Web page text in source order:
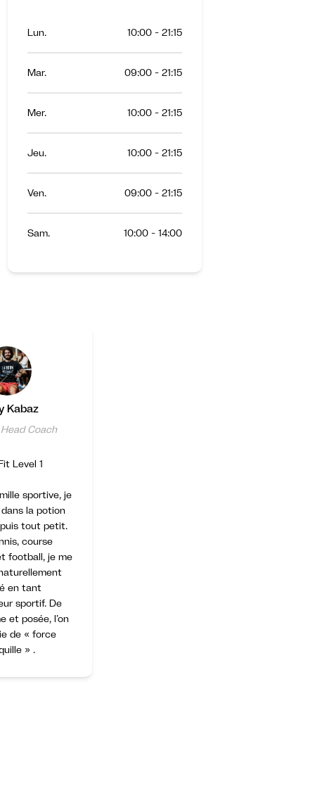
Lun. 10:00 - 21:15
Mar. 09:00 - 21:15
Mer. 10:00 - 21:15
Jeu. 10:00 - 21:15
Ven. 09:00 - 21:15
Sam. 10:00 - 14:00
Kabaz
Coach
Level 1
sportive, je
la potion
tout petit.
course
football, je me
en tant
sportif. De
et posée, l’on
de « force
» .